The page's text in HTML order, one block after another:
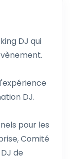
DJ qui
DJ.
pour les
Comité
de